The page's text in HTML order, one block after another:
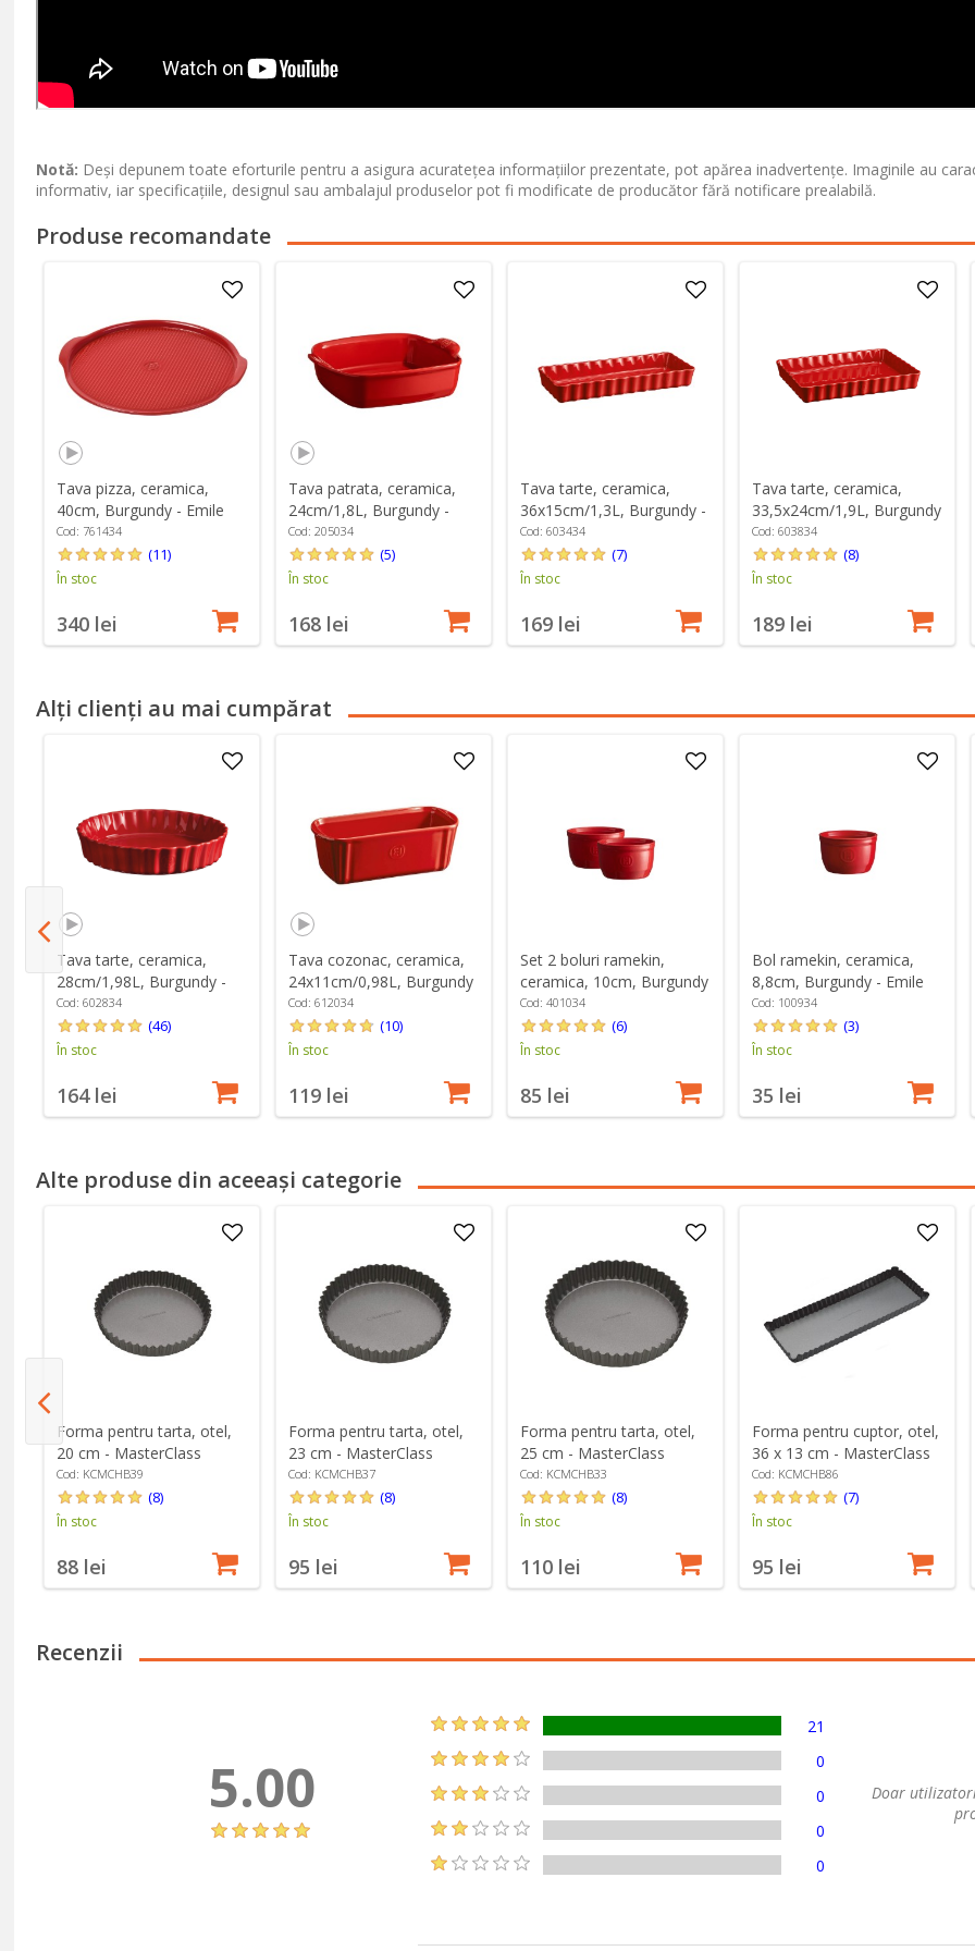
Notă: Deși depunem toate eforturile pentru a asigura acuratețea informațiilor prezentate, pot apărea inadvertențe. Imaginile au
informativ, iar specificațiile, designul sau ambalajul produselor pot fi modificate de producător fără notificare prealabilă.
Produse recomandate
Tava pizza, ceramica,
40cm, Burgundy - Emile
Henry
Cod: 761434
(11)
În stoc
340 lei
Tava patrata, ceramica,
24cm/1,8L, Burgundy -
Emile Henry
Cod: 205034
(5)
În stoc
168 lei
Tava tarte, ceramica,
36x15cm/1,3L, Burgundy -
Emile Henry
Cod: 603434
(7)
În stoc
169 lei
Tava tarte, ceramica,
33,5x24cm/1,9L, Burgundy
- Emile Henry
Cod: 603834
(8)
În stoc
189 lei
Alți clienți au mai cumpărat
Tava tarte, ceramica,
28cm/1,98L, Burgundy -
Emile Henry
Cod: 602834
(46)
În stoc
164 lei
Tava cozonac, ceramica,
24x11cm/0,98L, Burgundy
- Emile Henry
Cod: 612034
(10)
În stoc
119 lei
Set 2 boluri ramekin,
ceramica, 10cm, Burgundy
- Emile Henry
Cod: 401034
(6)
În stoc
85 lei
Bol ramekin, ceramica,
8,8cm, Burgundy - Emile
Henry
Cod: 100934
(3)
În stoc
35 lei
Alte produse din aceeași categorie
Forma pentru tarta, otel,
20 cm - MasterClass
Cod: KCMCHB39
(8)
În stoc
88 lei
Forma pentru tarta, otel,
23 cm - MasterClass
Cod: KCMCHB37
(8)
În stoc
95 lei
Forma pentru tarta, otel,
25 cm - MasterClass
Cod: KCMCHB33
(8)
În stoc
110 lei
Forma pentru cuptor, otel,
36 x 13 cm - MasterClass
Cod: KCMCHB86
(7)
În stoc
95 lei
Recenzii
5.00
21
0
0
0
0
Doar